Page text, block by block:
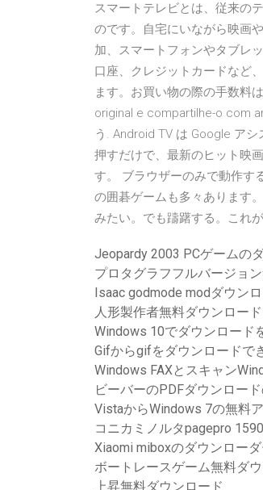
スマートテレビとは、従来の
のです。自宅にいながら映画
加、スマートフォンやタブレ
口座、クレジットカードなど
ます。お買い物の際の手数料
original e compartilhe-o com
う. Android TV は Google ア
押すだけで、最新のヒット映
す。 ブラウザーのみで動作す
の囲碁ゲームも多々あります
みたい。でも躊躇する。これ
Jeopardy 2003 PCゲームの
プロタグラフフルバージョ
Isaac godmode modダウン
人形製作者無料ダウンロード
Windows 10でダウンロード
Gifからgifをダウンロードで
Windows FAXとスキャン
ビーバーのPDFダウンロー
VistaからWindows 7の無料
コニカミノルタpagepro
Xiaomi miboxのダウンローダ
ボートレースゲーム無料ダ
上昇無料ダウンロード